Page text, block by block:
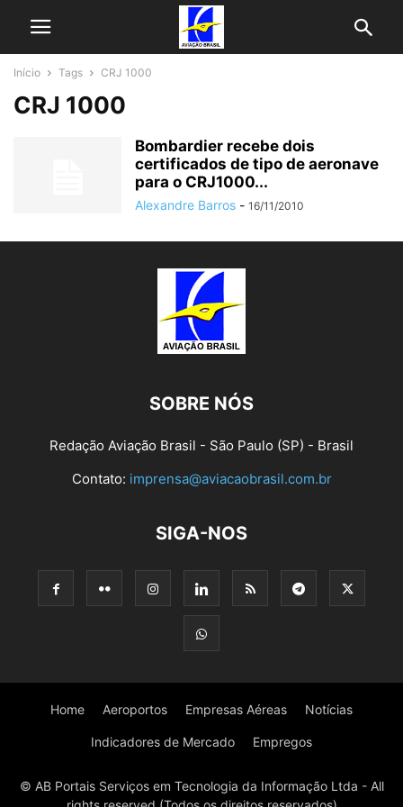
Início Tags CRJ 1000
CRJ 1000
Bombardier recebe dois
certificados de tipo de aeronave
para o CRJ1000...
Alexandre Barros - 16/11/2010
SOBRE NÓS
Redação Aviação Brasil - São Paulo (SP) - Brasil
Contato: imprensa@aviacaobrasil.com.br
SIGA-NOS
Home Aeroportos Empresas Aéreas Notícias
Indicadores de Mercado Empregos
© AB Portais Serviços em Tecnologia da Informação Ltda - All